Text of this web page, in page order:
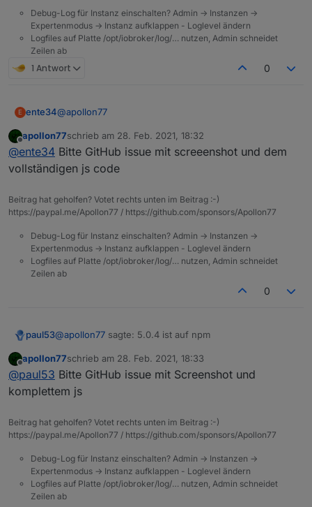
Debug-Log für Instanz einschalten? Admin -> Instanzen ->
Expertenmodus -> Instanz aufklappen - Loglevel ändern
Logfiles auf Platte /opt/iobroker/log/… nutzen, Admin schneidet
Zeilen ab
1 Antwort 0
E ente34@apollon77
State condition false funktioniert noch nicht + noch ein
obj.state.value
(5.0.4, habe nur state condition gelöscht und neu
gemacht)
let cond0 = false;
    const _cond = obj.state.val == _;
    if (cond0 === false && _cond) {
        cond0 = true;
console.log("TEST Trigger %s
    } else if (cond0 === true && !_cond) {
        cond0 = false;
Offline
apollon77schrieb am 28. Feb. 2021, 18:32
zuletzt editiert von
@ente34 Bitte GitHub issue mit screeenshot und dem
vollständigen js code
Beitrag hat geholfen? Votet rechts unten im Beitrag :-)
https://paypal.me/Apollon77 / https://github.com/sponsors/Apollon77
Debug-Log für Instanz einschalten? Admin -> Instanzen ->
Expertenmodus -> Instanz aufklappen - Loglevel ändern
Logfiles auf Platte /opt/iobroker/log/… nutzen, Admin schneidet
Zeilen ab
0
paul53@apollon77 sagte: 5.0.4 ist auf npm
Fehler:value
Offline
apollon77schrieb am 28. Feb. 2021, 18:33
zuletzt editiert von
@paul53 Bitte GitHub issue mit Screenshot und
komplettem js
Beitrag hat geholfen? Votet rechts unten im Beitrag :-)
https://paypal.me/Apollon77 / https://github.com/sponsors/Apollon77
Debug-Log für Instanz einschalten? Admin -> Instanzen ->
Expertenmodus -> Instanz aufklappen - Loglevel ändern
Logfiles auf Platte /opt/iobroker/log/… nutzen, Admin schneidet
Zeilen ab